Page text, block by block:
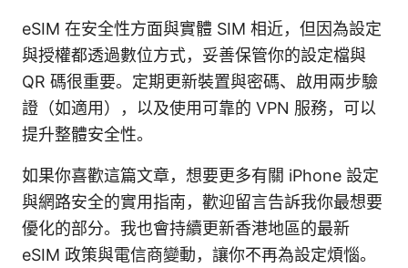
eSIM 在安全性方面與實體 SIM 相近，但因為設定
與授權都透過數位方式，妥善保管你的設定檔與
QR 碼很重要。定期更新裝置與密碼、啟用兩步驗
證（如適用），以及使用可靠的 VPN 服務，可以
提升整體安全性。
如果你喜歡這篇文章，想要更多有關 iPhone 設定
與網路安全的實用指南，歡迎留言告訴我你最想要
優化的部分。我也會持續更新香港地區的最新
eSIM 政策與電信商變動，讓你不再為設定煩惱。